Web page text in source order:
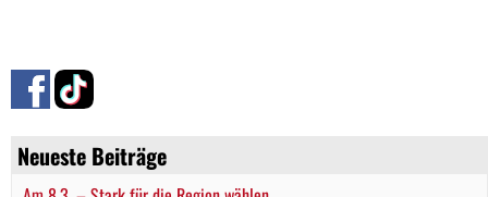
Neueste Beiträge